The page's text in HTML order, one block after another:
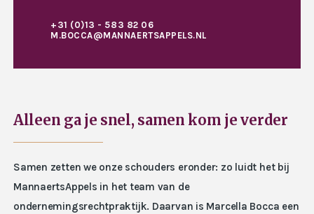
+31 (0)13 - 583 82 06
M.BOCCA@MANNAERTSAPPELS.NL
Alleen ga je snel, samen kom je verder
Samen zetten we onze schouders eronder: zo luidt het bij
MannaertsAppels in het team van de
ondernemingsrechtpraktijk. Daarvan is Marcella Bocca een